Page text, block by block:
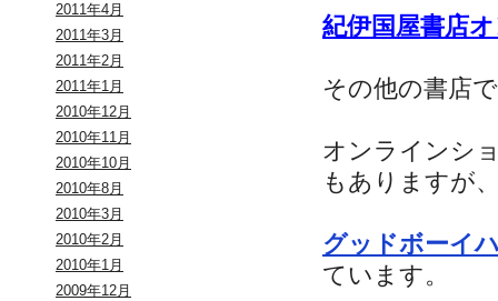
2011年4月
2011年3月
2011年2月
2011年1月
2010年12月
2010年11月
2010年10月
2010年8月
2010年3月
2010年2月
2010年1月
2009年12月
紀伊国屋書店
その他の書店
オンラインシ
もありますが
グッドボーイ
ています。